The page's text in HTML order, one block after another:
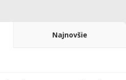
Najnovšie